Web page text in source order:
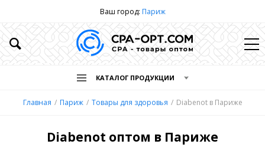
Ваш город: Париж
КАТАЛОГ ПРОДУКЦИИ
Главная Париж Товары для здоровья Diabenot в Париже
Diabenot оптом в Париже